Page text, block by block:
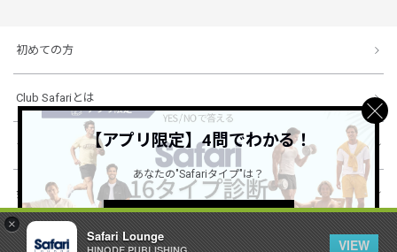
×
Safari Lounge
VIEW
初めての方
Club Safariとは
ショッピングガイド
会社概要・規約
【アプリ限定】4問でわかる！
あなたの"Safariタイプ"は？
詳しくはこちら ＞